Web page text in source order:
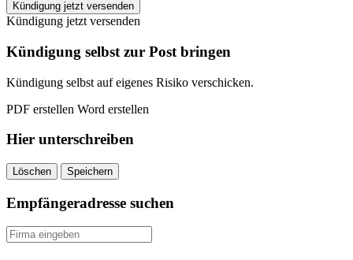
ixmal
Gelnhausen
kündigen
quantity
Kündigung jetzt versenden
Kündigung jetzt versenden
Kündigung selbst zur Post bringen
Kündigung selbst auf eigenes Risiko verschicken.
PDF erstellen Word erstellen
Hier unterschreiben
Löschen Speichern
Empfängeradresse suchen